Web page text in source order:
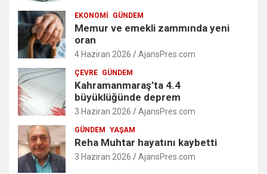
EKONOMI GÜNDEM
Memur ve emekli zammında yeni
oran
4 Haziran 2026 AjansPres.com
ÇEVRE GÜNDEM
Kahramanmaraş’ta 4.4
büyüklüğünde deprem
3 Haziran 2026 AjansPres.com
GÜNDEM YAŞAM
Reha Muhtar hayatını kaybetti
3 Haziran 2026 AjansPres.com